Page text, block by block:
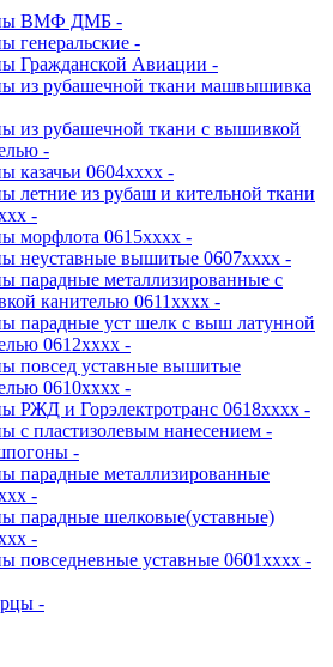
ВМФ ДМБ -
генеральские -
Гражданской Авиации -
из рубашечной ткани машвышивка
из рубашечной ткани с вышивкой
-
казачьи 0604хххх -
летние из рубаш и кительной ткани
-
морфлота 0615хххх -
неуставные вышитые 0607хххх -
парадные металлизированные с
канителью 0611хххх -
парадные уст шелк с выш латунной
0612хххх -
повсед уставные вышитые
0610хххх -
РЖД и Горэлектротранс 0618хххх -
с пластизолевым нанесением -
-
парадные металлизированные
-
парадные шелковые(уставные)
-
повседневные уставные 0601хххх -
-